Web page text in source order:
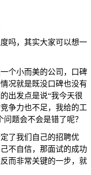
吗，其实大家可以想一
个小而美的公司，口碑
况就是既没口碑也没有
出发点是说“我今天很
争力也不足，我给的工
题会不会是错了呢？
了我们自己的招聘优
不自信，那面试的成功
而非常关键的一步，就